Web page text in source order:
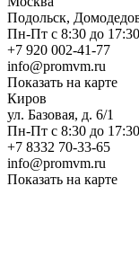
Подольск,
Пн-Пт с 8:30 до 17:30
+7 920 002-41-77
info@promvm.ru
Показать на карте
Киров
ул. Базовая, д. 6/1
Пн-Пт с 8:30 до 17:30
+7 8332 70-33-65
info@promvm.ru
Показать на карте